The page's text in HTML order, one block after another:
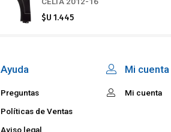
$U 1.445
Ayuda
Preguntas
Políticas de Ventas
Aviso legal
Mi cuenta
Mi cuenta